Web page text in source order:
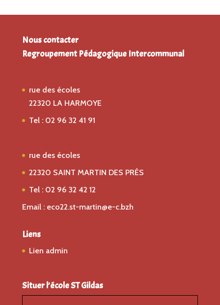
Nous contacter
Regroupement Pédagogique Intercommunal
rue des écoles
22320 LA HARMOYE
Tel : 02 96 32 41 91
rue des écoles
22320 SAINT MARTIN DES PRÉS
Tel : 02 96 32 42 12
Email : eco22.st-martin@e-c.bzh
Liens
Lien admin
Situer l’école ST Gildas